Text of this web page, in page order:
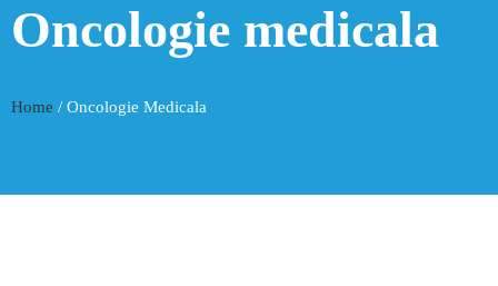
Oncologie medicala
Home / Oncologie Medicala